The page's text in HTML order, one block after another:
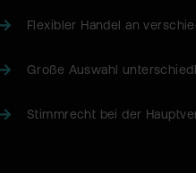
Flexibler Handel an
Große Auswahl
Stimmrecht bei der